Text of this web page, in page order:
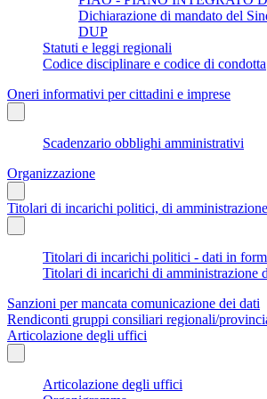
Dichiarazione di mandato del
DUP
Statuti e leggi regionali
Codice disciplinare e codice di condotta
Oneri informativi per cittadini e imprese
Scadenzario obblighi amministrativi
Organizzazione
Titolari di incarichi politici, di
Titolari di incarichi politici - dati in
Titolari di incarichi di amministrazione
Sanzioni per mancata comunicazione dei dati
Rendiconti gruppi consiliari regionali/
Articolazione degli uffici
Articolazione degli uffici